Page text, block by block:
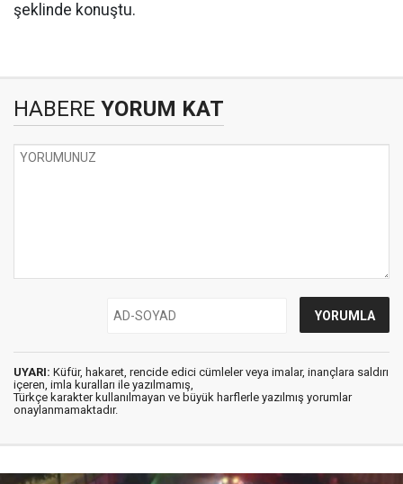
şeklinde konuştu.
HABERE YORUM KAT
UYARI: Küfür, hakaret, rencide edici cümleler veya imalar, inançlara saldırı
içeren, imla kuralları ile yazılmamış,
Türkçe karakter kullanılmayan ve büyük harflerle yazılmış yorumlar
onaylanmamaktadır.